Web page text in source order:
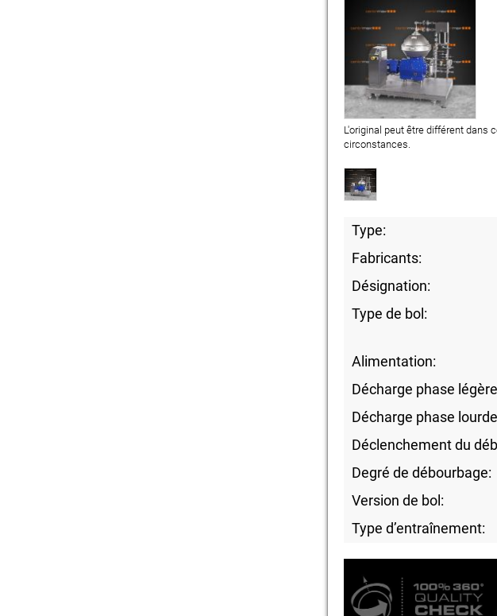
L'original peut être différent dans
circonstances.
Type:
Fabricants:
Désignation:
Type de bol:
Alimentation:
Décharge phase
Décharge phase
Déclenchement du
Degré de débourbage:
Version de bol:
Type d’entraînement: